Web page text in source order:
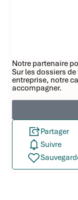
Notre partenaire
Sur les dossiers
entreprise, notre
accompagner.
Partager
Suivre